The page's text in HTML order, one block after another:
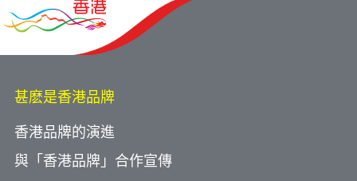
甚麽是香港品牌
香港品牌的演進
與「香港品牌」合作宣傳